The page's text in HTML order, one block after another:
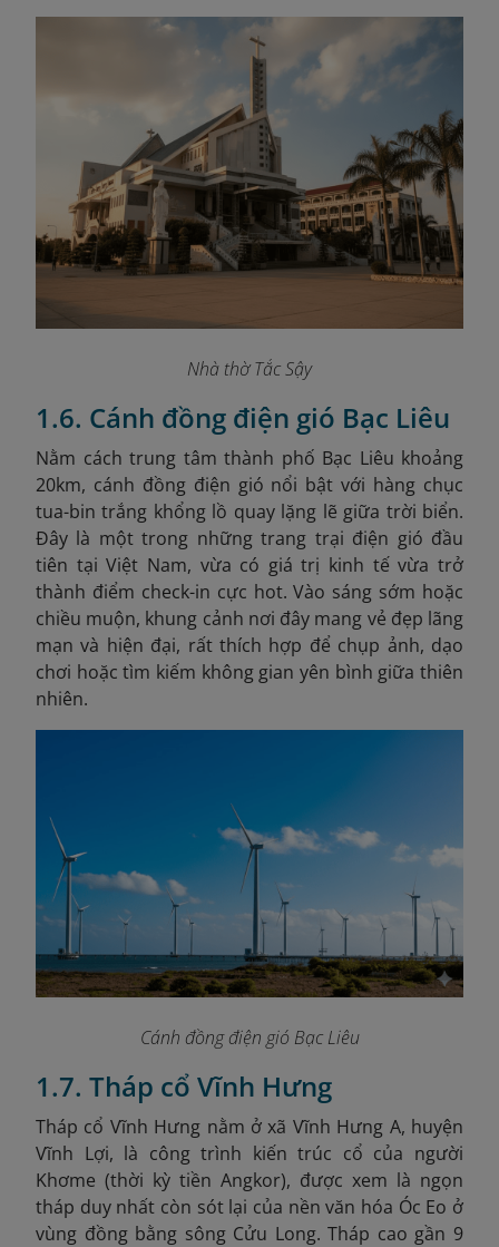
Nhà thờ Tắc Sậy
1.6. Cánh đồng điện gió Bạc Liêu
Nằm cách trung tâm thành phố Bạc Liêu khoảng
20km, cánh đồng điện gió nổi bật với hàng chục
tua-bin trắng khổng lồ quay lặng lẽ giữa trời biển.
Đây là một trong những trang trại điện gió đầu
tiên tại Việt Nam, vừa có giá trị kinh tế vừa trở
thành điểm check-in cực hot. Vào sáng sớm hoặc
chiều muộn, khung cảnh nơi đây mang vẻ đẹp lãng
mạn và hiện đại, rất thích hợp để chụp ảnh, dạo
chơi hoặc tìm kiếm không gian yên bình giữa thiên
nhiên.
Cánh đồng điện gió Bạc Liêu
1.7. Tháp cổ Vĩnh Hưng
Tháp cổ Vĩnh Hưng nằm ở xã Vĩnh Hưng A, huyện
Vĩnh Lợi, là công trình kiến trúc cổ của người
Khơme (thời kỳ tiền Angkor), được xem là ngọn
tháp duy nhất còn sót lại của nền văn hóa Óc Eo ở
vùng đồng bằng sông Cửu Long. Tháp cao gần 9